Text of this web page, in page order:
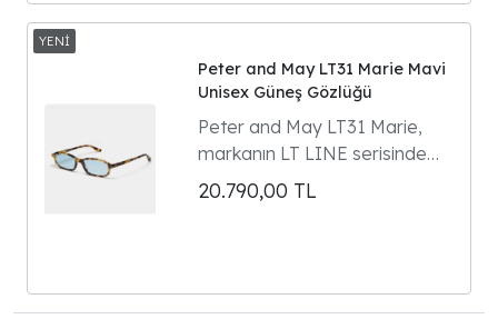
Gaguech ile yapılan özel
Peter and May LT31 Marie Mavi
Unisex Güneş Gözlüğü
Peter and May LT31 Marie,
markanın LT LINE serisinde
yer alan dikdörtgen formlu
unisex güneş gözlüğüdür.
Gaguech ile yapılan özel
20.790,00 TL